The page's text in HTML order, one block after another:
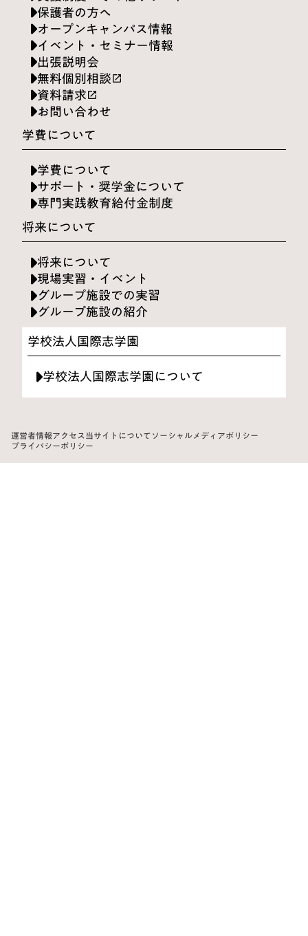
保護者の方へ
オープンキャンパス情報
イベント・セミナー情報
出張説明会
無料個別相談launch
資料請求launch
お問い合わせ
学費について
学費について
サポート・奨学金について
専門実践教育給付金制度
将来について
将来について
現場実習・イベント
グループ施設での実習
グループ施設の紹介
学校法人国際志学園
学校法人国際志学園について
運営者情報アクセス当サイトについてソーシャルメディアポリシー
プライバシーポリシー